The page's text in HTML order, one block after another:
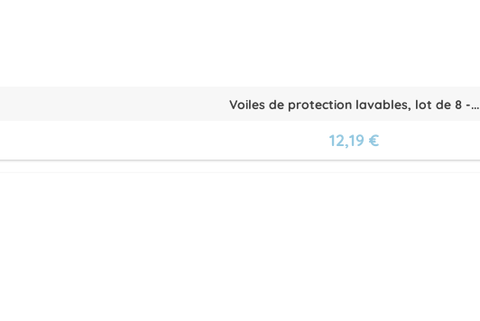
Voiles de protection lavables, lot de 8 -...
12,19 €